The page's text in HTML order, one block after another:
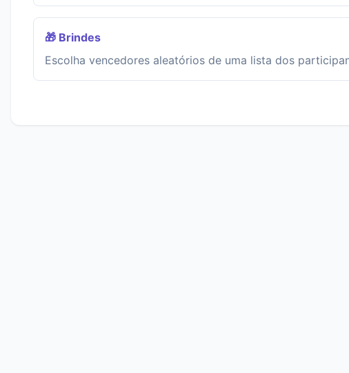
🎁 Brindes
Escolha vencedores aleatórios de uma lista dos